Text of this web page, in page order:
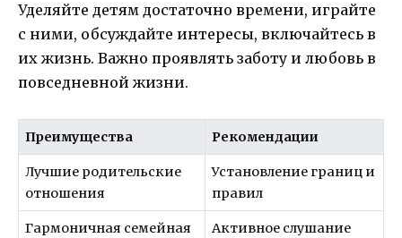
Уделяйте детям достаточно времени, играйте
с ними, обсуждайте интересы, включайтесь в
их жизнь. Важно проявлять заботу и любовь в
повседневной жизни.
Преимущества Рекомендации
Лучшие родительские
отношения
Установление границ и
правил
Гармоничная семейная
Активное слушание